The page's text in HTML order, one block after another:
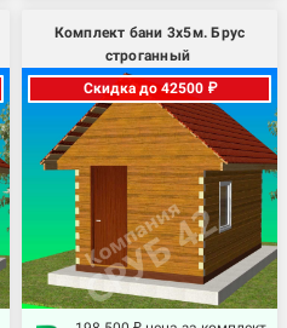
Комплект бани 3х5м. Брус
строганный
Скидка до 42500 ₽